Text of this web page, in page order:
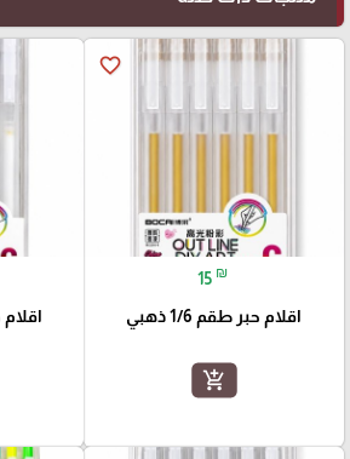
favorite_border
15 ₪
اقلام حبر طقم 1/6 ذهبي
add_shopping_cart
اقلام